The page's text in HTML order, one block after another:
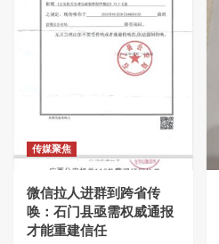
传媒聚焦
微信拉人进群到跨省传
唤：石门县亟需权威通报
才能重建信任